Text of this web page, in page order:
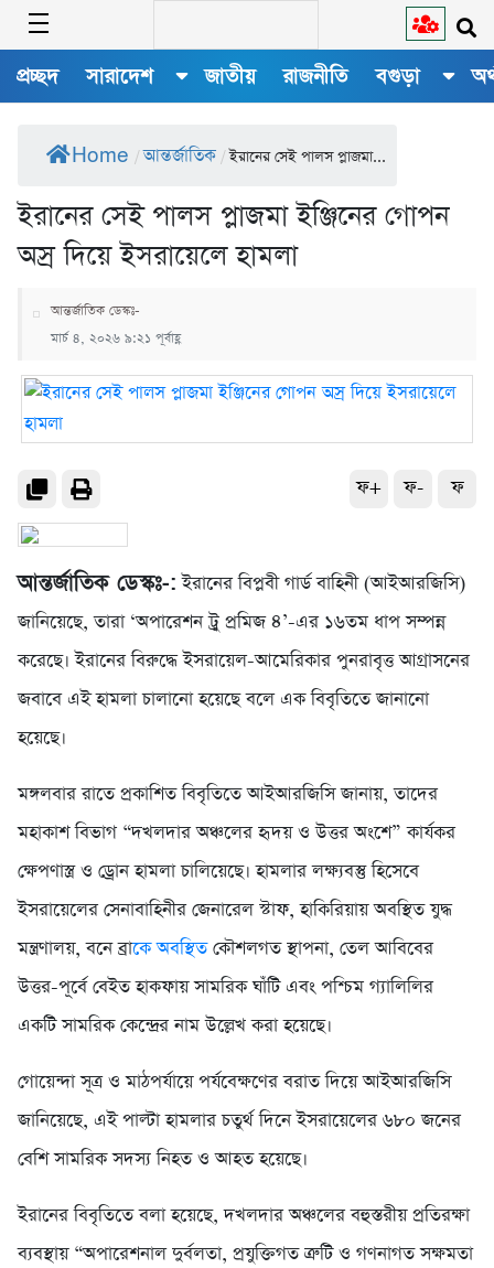
প্রচ্ছদ সারাদেশ জাতীয় রাজনীতি বগুড়া
Home / আন্তর্জাতিক / ইরানের সেই পালস প্লাজমা...
ইরানের সেই পালস প্লাজমা ইঞ্জিনের গোপন
অস্র দিয়ে ইসরায়েলে হামলা
আন্তর্জাতিক ডেস্কঃ-
মার্চ ৪, ২০২৬ ৯:২১ পূর্বাহ্ণ
ফ+ ফ- ফ
আন্তর্জাতিক ডেস্কঃ-: ইরানের বিপ্লবী গার্ড বাহিনী (আইআরজিসি)
জানিয়েছে, তারা ‘অপারেশন ট্রু প্রমিজ ৪’-এর ১৬তম ধাপ সম্পন্ন
করেছে। ইরানের বিরুদ্ধে ইসরায়েল-আমেরিকার পুনরাবৃত্ত আগ্রাসনের
জবাবে এই হামলা চালানো হয়েছে বলে এক বিবৃতিতে জানানো
হয়েছে।
মঙ্গলবার রাতে প্রকাশিত বিবৃতিতে আইআরজিসি জানায়, তাদের
মহাকাশ বিভাগ “দখলদার অঞ্চলের হৃদয় ও উত্তর অংশে” কার্যকর
ক্ষেপণাস্ত্র ও ড্রোন হামলা চালিয়েছে। হামলার লক্ষ্যবস্তু হিসেবে
ইসরায়েলের সেনাবাহিনীর জেনারেল স্টাফ, হাকিরিয়ায় অবস্থিত যুদ্ধ
মন্ত্রণালয়, বনে ব্রাকে অবস্থিতকৌশলগত স্থাপনা, তেল আবিবের
উত্তর-পূর্বে বেইত হাকফায় সামরিক ঘাঁটি এবং পশ্চিম গ্যালিলির
একটি সামরিক কেন্দ্রের নাম উল্লেখ করা হয়েছে।
গোয়েন্দা সূত্র ও মাঠপর্যায়ে পর্যবেক্ষণের বরাত দিয়ে আইআরজিসি
জানিয়েছে, এই পাল্টা হামলার চতুর্থ দিনে ইসরায়েলের ৬৮০ জনের
বেশি সামরিক সদস্য নিহত ও আহত হয়েছে।
ইরানের বিবৃতিতে বলা হয়েছে, দখলদার অঞ্চলের বহুস্তরীয় প্রতিরক্ষা
ব্যবস্থায় “অপারেশনাল দুর্বলতা, প্রযুক্তিগত ত্রুটি ও গণনাগত সক্ষমতা